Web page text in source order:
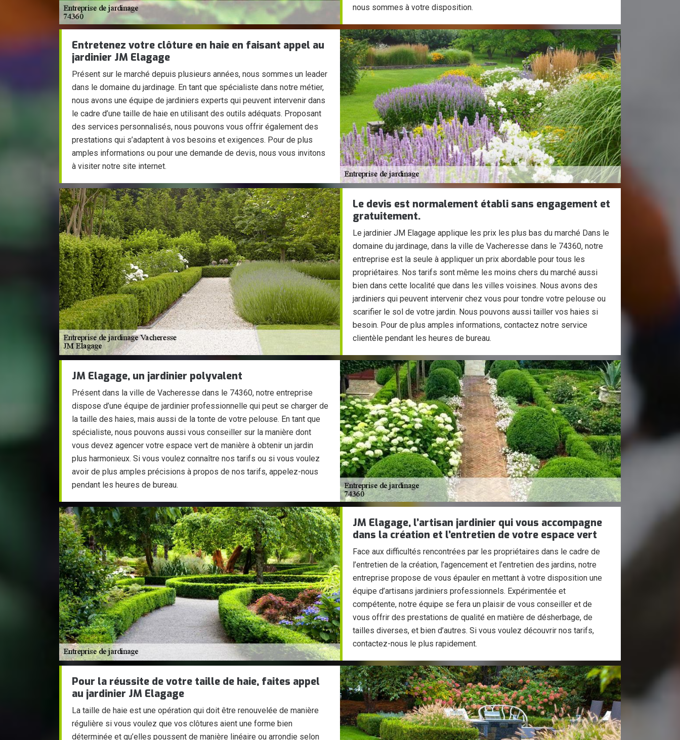
nous sommes à votre disposition.
Entretenez votre clôture en haie en faisant appel au
jardinier JM Elagage
Présent sur le marché depuis plusieurs années, nous sommes un leader
dans le domaine du jardinage. En tant que spécialiste dans notre métier,
nous avons une équipe de jardiniers experts qui peuvent intervenir dans
le cadre d’une taille de haie en utilisant des outils adéquats. Proposant
des services personnalisés, nous pouvons vous offrir également des
prestations qui s’adaptent à vos besoins et exigences. Pour de plus
amples informations ou pour une demande de devis, nous vous invitons
à visiter notre site internet.
Le devis est normalement établi sans engagement et
gratuitement.
Le jardinier JM Elagage applique les prix les plus bas du marché Dans le
domaine du jardinage, dans la ville de Vacheresse dans le 74360, notre
entreprise est la seule à appliquer un prix abordable pour tous les
propriétaires. Nos tarifs sont même les moins chers du marché aussi
bien dans cette localité que dans les villes voisines. Nous avons des
jardiniers qui peuvent intervenir chez vous pour tondre votre pelouse ou
scarifier le sol de votre jardin. Nous pouvons aussi tailler vos haies si
besoin. Pour de plus amples informations, contactez notre service
clientèle pendant les heures de bureau.
JM Elagage, un jardinier polyvalent
Présent dans la ville de Vacheresse dans le 74360, notre entreprise
dispose d’une équipe de jardinier professionnelle qui peut se charger de
la taille des haies, mais aussi de la tonte de votre pelouse. En tant que
spécialiste, nous pouvons aussi vous conseiller sur la manière dont
vous devez agencer votre espace vert de manière à obtenir un jardin
plus harmonieux. Si vous voulez connaître nos tarifs ou si vous voulez
avoir de plus amples précisions à propos de nos tarifs, appelez-nous
pendant les heures de bureau.
JM Elagage, l’artisan jardinier qui vous accompagne
dans la création et l’entretien de votre espace vert
Face aux difficultés rencontrées par les propriétaires dans le cadre de
l’entretien de la création, l’agencement et l’entretien des jardins, notre
entreprise propose de vous épauler en mettant à votre disposition une
équipe d’artisans jardiniers professionnels. Expérimentée et
compétente, notre équipe se fera un plaisir de vous conseiller et de
vous offrir des prestations de qualité en matière de désherbage, de
tailles diverses, et bien d’autres. Si vous voulez découvrir nos tarifs,
contactez-nous le plus rapidement.
Pour la réussite de votre taille de haie, faites appel
au jardinier JM Elagage
La taille de haie est une opération qui doit être renouvelée de manière
régulière si vous voulez que vos clôtures aient une forme bien
déterminée et qu’elles poussent de manière linéaire ou arrondie selon